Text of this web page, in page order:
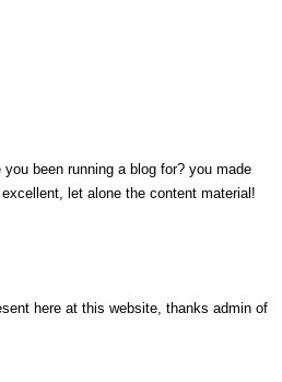
been running a blog for? you made
let alone the content material!
here at this website, thanks admin of